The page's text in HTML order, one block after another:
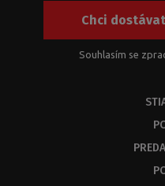
Chci
Souhlasím se